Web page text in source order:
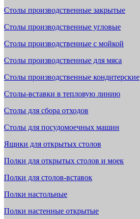
Столы производственные закрытые
Столы производственные угловые
Столы производственные с мойкой
Столы производственные для мяса
Столы производственные кондитерские
Столы-вставки в тепловую линию
Столы для сбора отходов
Столы для посудомоечных машин
Ящики для открытых столов
Полки для открытых столов и моек
Полки для столов-вставок
Полки настольные
Полки настенные открытые